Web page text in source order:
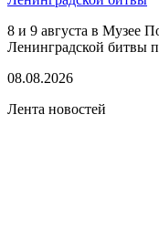
8 и 9 августа в Музее
Ленинградской битвы
08.08.2026
Лента новостей